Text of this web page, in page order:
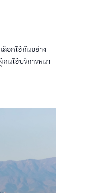
อกใช้กันอย่าง
นใช้บริการหนา